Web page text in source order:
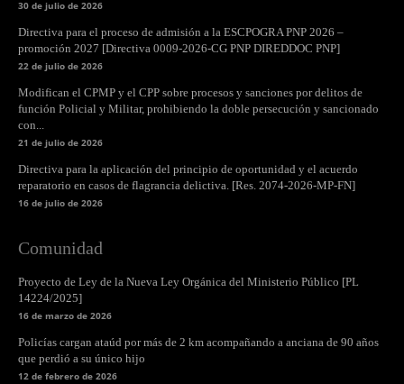
30 de julio de 2026
Directiva para el proceso de admisión a la ESCPOGRA PNP 2026 –
promoción 2027 [Directiva 0009-2026-CG PNP DIREDDOC PNP]
22 de julio de 2026
Modifican el CPMP y el CPP sobre procesos y sanciones por delitos de
función Policial y Militar, prohibiendo la doble persecución y sancionado
con...
21 de julio de 2026
Directiva para la aplicación del principio de oportunidad y el acuerdo
reparatorio en casos de flagrancia delictiva. [Res. 2074-2026-MP-FN]
16 de julio de 2026
Comunidad
Proyecto de Ley de la Nueva Ley Orgánica del Ministerio Público [PL
14224/2025]
16 de marzo de 2026
Policías cargan ataúd por más de 2 km acompañando a anciana de 90 años
que perdió a su único hijo
12 de febrero de 2026